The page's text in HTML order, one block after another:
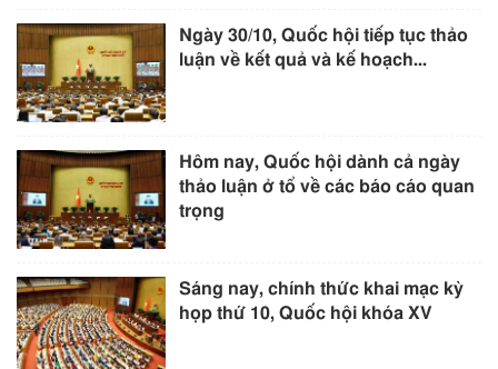
Ngày 30/10, Quốc hội tiếp tục thảo
luận về kết quả và kế hoạch...
Hôm nay, Quốc hội dành cả ngày
thảo luận ở tổ về các báo cáo quan
trọng
Sáng nay, chính thức khai mạc kỳ
họp thứ 10, Quốc hội khóa XV